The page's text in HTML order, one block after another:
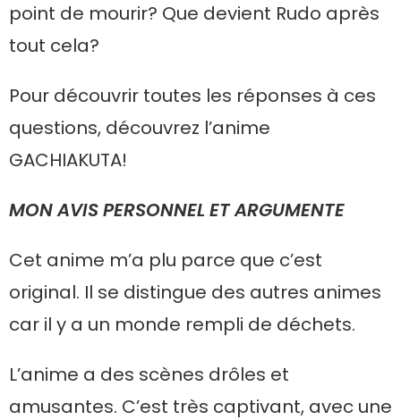
point de mourir? Que devient Rudo après
tout cela?
Pour découvrir toutes les réponses à ces
questions, découvrez l’anime
GACHIAKUTA!
MON AVIS PERSONNEL ET ARGUMENTE
Cet anime m’a plu parce que c’est
original. Il se distingue des autres animes
car il y a un monde rempli de déchets.
L’anime a des scènes drôles et
amusantes. C’est très captivant, avec une